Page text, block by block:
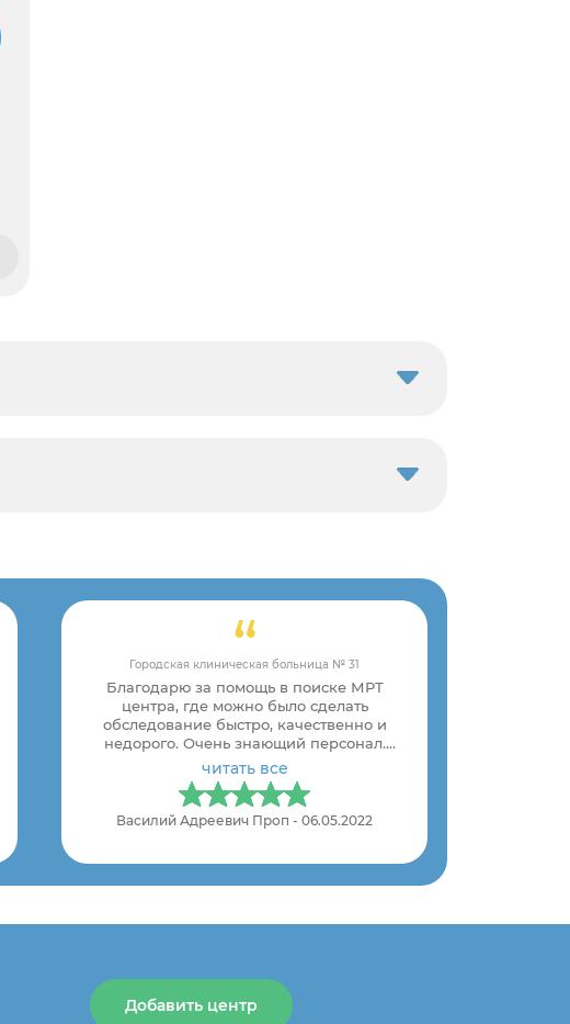
Городская клиническая больница № 31
Благодарю за помощь в поиске МРТ
центра, где можно было сделать
обследование быстро, качественно и
недорого. Очень знающий персонал.
Молодцы!
читать все
Василий Адреевич Проп - 06.05.2022
Добавить центр